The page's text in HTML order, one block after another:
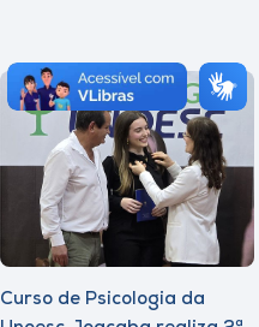
Curso de Psicologia da